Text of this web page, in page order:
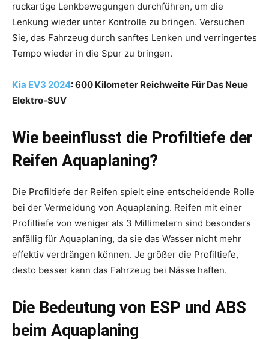
ruckartige Lenkbewegungen durchführen, um die
Lenkung wieder unter Kontrolle zu bringen. Versuchen
Sie, das Fahrzeug durch sanftes Lenken und verringertes
Tempo wieder in die Spur zu bringen.
Kia EV3 2024: 600 Kilometer Reichweite Für Das Neue
Elektro-SUV
Wie beeinflusst die Profiltiefe der
Reifen Aquaplaning?
Die Profiltiefe der Reifen spielt eine entscheidende Rolle
bei der Vermeidung von Aquaplaning. Reifen mit einer
Profiltiefe von weniger als 3 Millimetern sind besonders
anfällig für Aquaplaning, da sie das Wasser nicht mehr
effektiv verdrängen können. Je größer die Profiltiefe,
desto besser kann das Fahrzeug bei Nässe haften.
Die Bedeutung von ESP und ABS
beim Aquaplaning